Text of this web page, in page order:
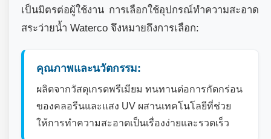
เป็นมิตรต่อผู้ใช้งาน การเลือกใช้อุปกรณ์ทำความสะอาด
สระว่ายน้ำ Waterco จึงหมายถึงการเลือก:
คุณภาพและนวัตกรรม:
ผลิตจากวัสดุเกรดพรีเมียม ทนทานต่อการกัดกร่อน
ของคลอรีนและแสง UV ผสานเทคโนโลยีที่ช่วย
ให้การทำความสะอาดเป็นเรื่องง่ายและรวดเร็ว